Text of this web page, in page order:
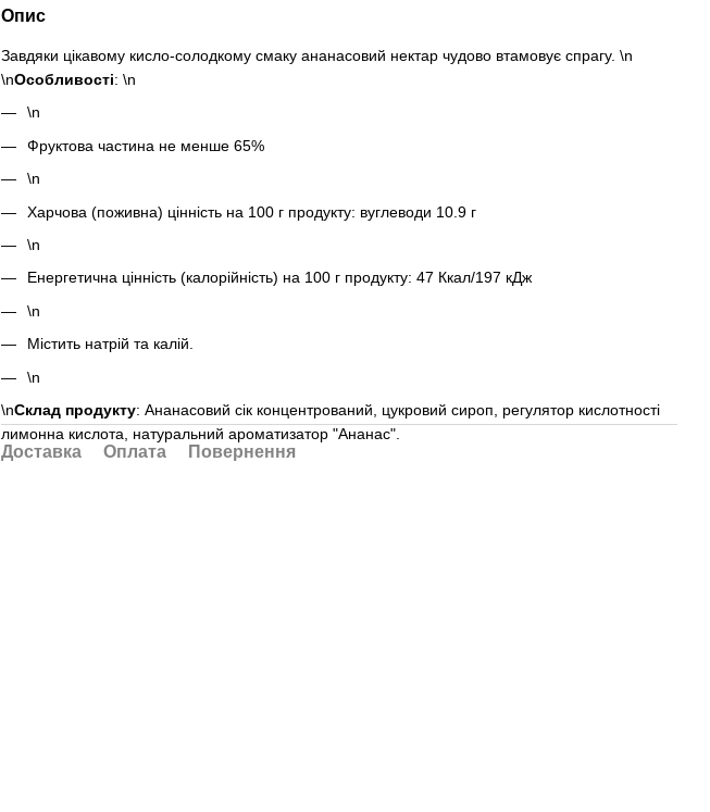
Опис
Завдяки цікавому кисло-солодкому смаку ананасовий нектар чудово втамовує спрагу. \n
\nОсобливості: \n
\n
Фруктова частина не менше 65%
\n
Харчова (поживна) цінність на 100 г продукту: вуглеводи 10.9 г
\n
Енергетична цінність (калорійність) на 100 г продукту: 47 Ккал/197 кДж
\n
Містить натрій та калій.
\n
\nСклад продукту: Ананасовий сік концентрований, цукровий сироп, регулятор кислотності
лимонна кислота, натуральний ароматизатор "Ананас".
Доставка Оплата Повернення